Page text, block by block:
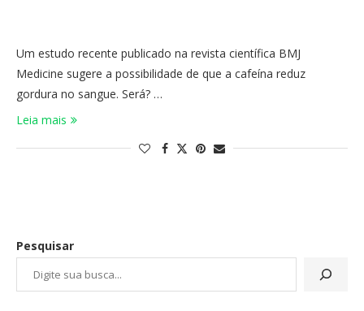
Um estudo recente publicado na revista científica BMJ
Medicine sugere a possibilidade de que a cafeína reduz
gordura no sangue. Será? …
Leia mais
Pesquisar